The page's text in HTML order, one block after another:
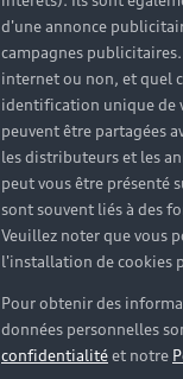
d'une annonce
campagnes
internet ou non, et quel
identification unique de
peuvent être partagées
les distributeurs et les
peut vous être présenté
sont souvent liés à des
Veuillez noter que vous
l'installation de cookies
Pour obtenir des
données personnelles
confidentialitéet notre
Modèles
Électrique
Hybride
Compacte
Berline